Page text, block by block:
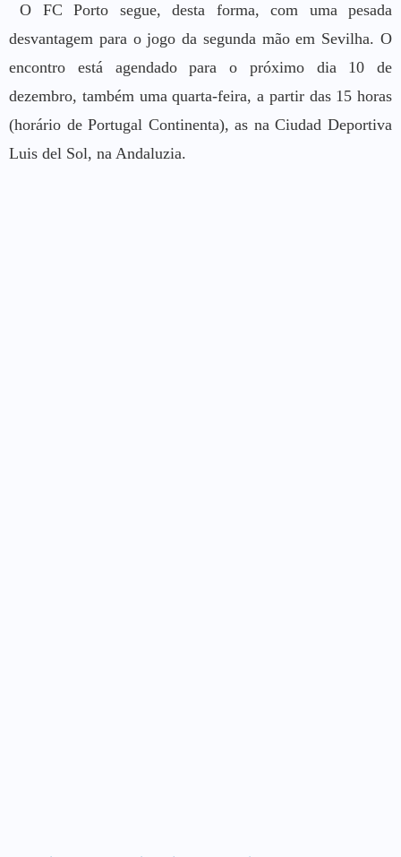
O FC Porto segue, desta forma, com uma pesada
desvantagem para o jogo da segunda mão em Sevilha. O
encontro está agendado para o próximo dia 10 de
dezembro, também uma quarta-feira, a partir das 15 horas
(horário de Portugal Continenta), as na Ciudad Deportiva
Luis del Sol, na Andaluzia.